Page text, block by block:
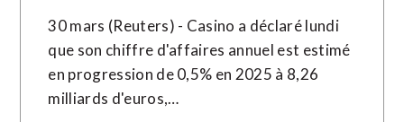
30 mars (Reuters) - Casino a déclaré lundi
que son chiffre d'affaires annuel est estimé
en progression de 0,5% en 2025 ​à ‌8,26
milliards d'euros,…